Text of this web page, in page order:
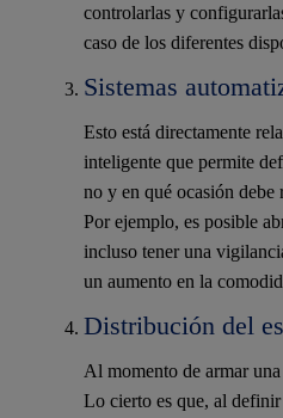
controlarlas y
caso de los diferentes
Sistemas
Esto está directamente
inteligente que permite
no y en qué ocasión debe
Por ejemplo, es posible
incluso tener una
un aumento en la
Distribución del
Al momento de armar
Lo cierto es que, al